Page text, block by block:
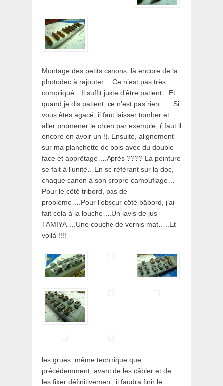
Montage des petits canons: là encore de la
photodec à rajouter….Ce n’est pas très
compliqué…Il suffit juste d’être patient…Et
quand je dis patient, ce n’est pas rien……Si
vous êtes agacé, il faut laisser tomber et
aller promener le chien par exemple, ( faut il
encore en avoir un !). Ensuite, alignement
sur ma planchette de bois avec du double
face et apprêtage….Après ???? La peinture
se fait à l’unité…En se référant sur la doc,
chaque canon à son propre camouflage…
Pour le côté tribord, pas de
problème….Pour l’obscur côté bâbord, j’ai
fait cela à la louche….Un lavis de jus
TAMIYA….Une couche de vernis mat…..Et
voilà !!!!
les grues: même technique que
précédemment, avant de les câbler et de
les fixer définitivement; il faudra finir le